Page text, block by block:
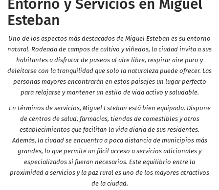
Entorno y Servicios en Miguel
Esteban
Uno de los aspectos más destacados de Miguel Esteban es su entorno
natural. Rodeada de campos de cultivo y viñedos, la ciudad invita a sus
habitantes a disfrutar de paseos al aire libre, respirar aire puro y
deleitarse con la tranquilidad que solo la naturaleza puede ofrecer. Las
personas mayores encontrarán en estos paisajes un lugar perfecto
para relajarse y mantener un estilo de vida activo y saludable.
En términos de servicios, Miguel Esteban está bien equipada. Dispone
de centros de salud, farmacias, tiendas de comestibles y otros
establecimientos que facilitan la vida diaria de sus residentes.
Además, la ciudad se encuentra a poca distancia de municipios más
grandes, lo que permite un fácil acceso a servicios adicionales y
especializados si fueran necesarios. Este equilibrio entre la
proximidad a servicios y la paz rural es uno de los mayores atractivos
de la ciudad.